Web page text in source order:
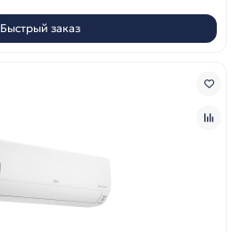
Быстрый заказ